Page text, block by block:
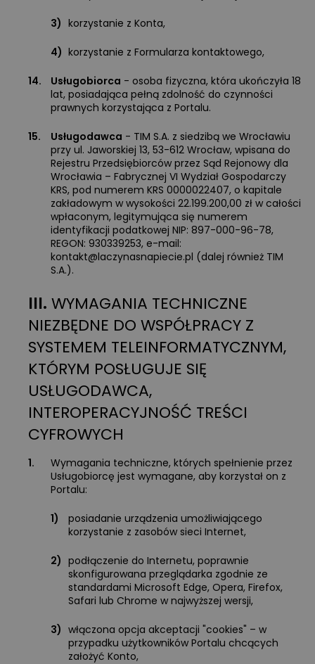
3) korzystanie z Konta,
4) korzystanie z Formularza kontaktowego,
14. Usługobiorca - osoba fizyczna, która ukończyła 18
lat, posiadająca pełną zdolność do czynności
prawnych korzystająca z Portalu.
15. Usługodawca - TIM S.A. z siedzibą we Wrocławiu
przy ul. Jaworskiej 13, 53-612 Wrocław, wpisana do
Rejestru Przedsiębiorców przez Sąd Rejonowy dla
Wrocławia – Fabrycznej VI Wydział Gospodarczy
KRS, pod numerem KRS 0000022407, o kapitale
zakładowym w wysokości 22.199.200,00 zł w całości
wpłaconym, legitymująca się numerem
identyfikacji podatkowej NIP: 897-000-96-78,
REGON: 930339253, e-mail:
kontakt@laczynasnapiecie.pl (dalej również TIM
S.A.).
III. WYMAGANIA TECHNICZNE
NIEZBĘDNE DO WSPÓŁPRACY Z
SYSTEMEM TELEINFORMATYCZNYM,
KTÓRYM POSŁUGUJE SIĘ
USŁUGODAWCA,
INTEROPERACYJNOŚĆ TREŚCI
CYFROWYCH
1.
Wymagania techniczne, których spełnienie przez
Usługobiorcę jest wymagane, aby korzystał on z
Portalu:
1)
posiadanie urządzenia umożliwiającego
korzystanie z zasobów sieci Internet,
2) podłączenie do Internetu, poprawnie
skonfigurowana przeglądarka zgodnie ze
standardami Microsoft Edge, Opera, Firefox,
Safari lub Chrome w najwyższej wersji,
3) włączona opcja akceptacji "cookies" – w
przypadku użytkowników Portalu chcących
założyć Konto,